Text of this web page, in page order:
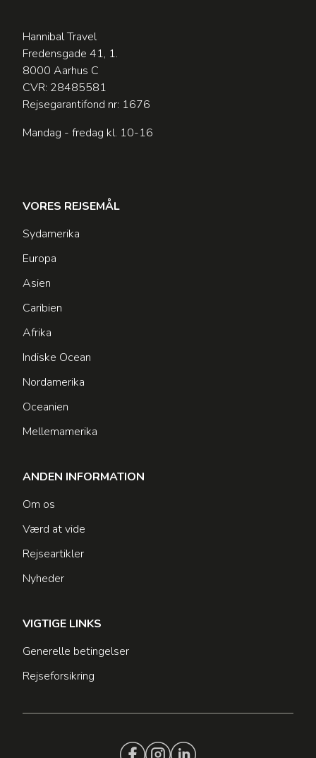
Hannibal Travel
Fredensgade 41, 1.
8000 Aarhus C
CVR: 28485581
Rejsegarantifond nr: 1676
Mandag - fredag kl. 10-16
VORES REJSEMÅL
Sydamerika
Europa
Asien
Caribien
Afrika
Indiske Ocean
Nordamerika
Oceanien
Mellemamerika
ANDEN INFORMATION
Om os
Værd at vide
Rejseartikler
Nyheder
VIGTIGE LINKS
Generelle betingelser
Rejseforsikring